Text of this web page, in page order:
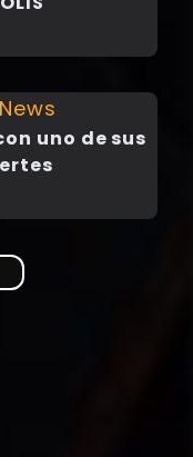
uno de sus